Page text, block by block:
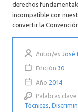
derechos
incompatible con
convertir la
Autor/es José
Edición 30
Año 2014
Palabras clave
Técnicas,